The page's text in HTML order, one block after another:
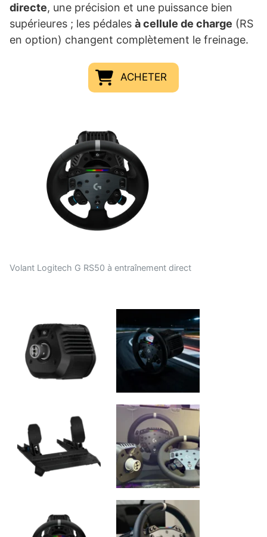
directe, une précision et une puissance bien
supérieures ; les pédales à cellule de charge (RS
en option) changent complètement le freinage.
ACHETER
Volant Logitech G RS50 à entraînement direct